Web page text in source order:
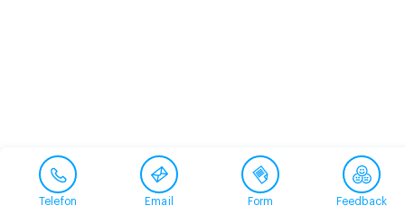
Telefon Email Form Feedback